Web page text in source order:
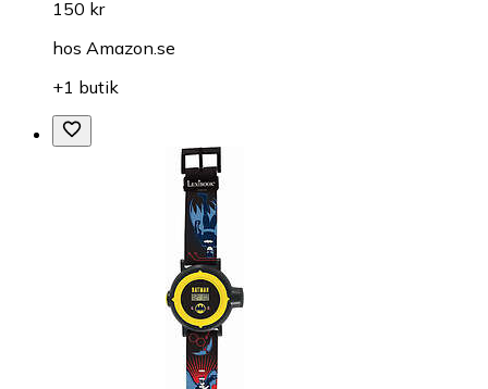
150 kr
hos Amazon.se
+1 butik